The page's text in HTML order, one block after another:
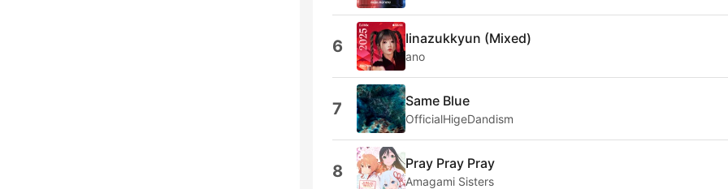
6 Iinazukkyun (Mixed)
ano
7 Same Blue
OfficialHigeDandism
8 Pray Pray Pray
Amagami Sisters